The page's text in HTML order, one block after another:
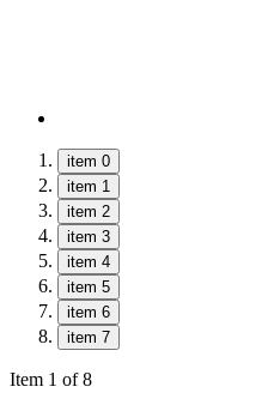
item 0
item 1
item 2
item 3
item 4
item 5
item 6
item 7
Item 1 of 8